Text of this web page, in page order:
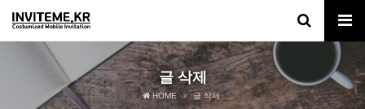
글 삭제
HOME 글 삭제